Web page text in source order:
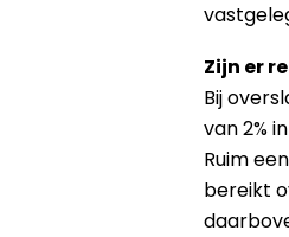
Zijn er
Bij
van 2%
Ruim
bereikt